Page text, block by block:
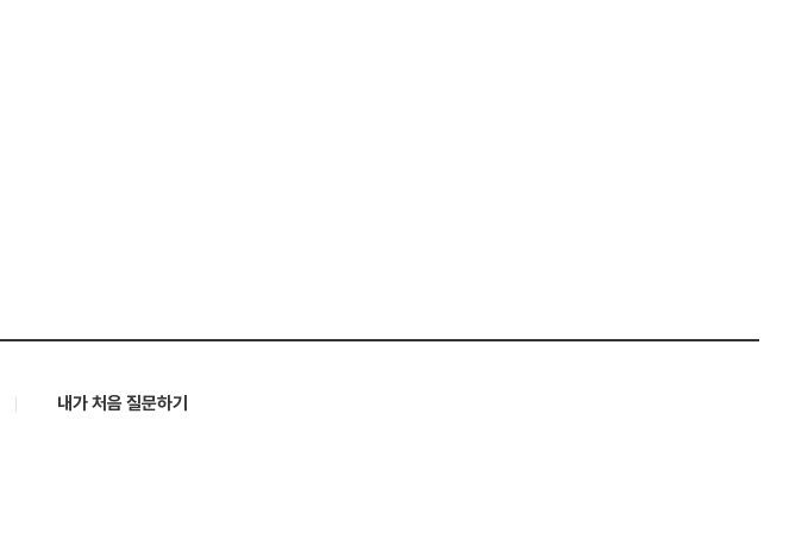
내가 처음 질문하기